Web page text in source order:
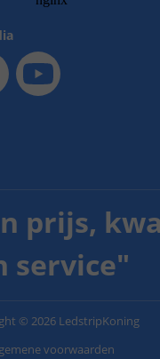
prijs,
service"
© 2026 LedstripKoning
voorwaarden